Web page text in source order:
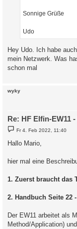
Sonnige Grüße
Udo
Hey Udo. Ich habe
mein Netzwerk. Was
schon mal
wyky
Re: HF Elfin-EW11
B
e
i
t
g
Fr 4. Feb 2022, 11:40
Hallo Mario,
hier mal eine
1. Zuerst braucht das
2. Handbuch Seite 22
Der EW11 arbeitet als
Method/Application)